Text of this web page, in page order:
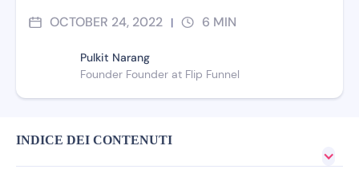
OCTOBER 24, 2022 | 6 MIN
Pulkit Narang
Founder Founder at Flip Funnel
INDICE DEI CONTENUTI